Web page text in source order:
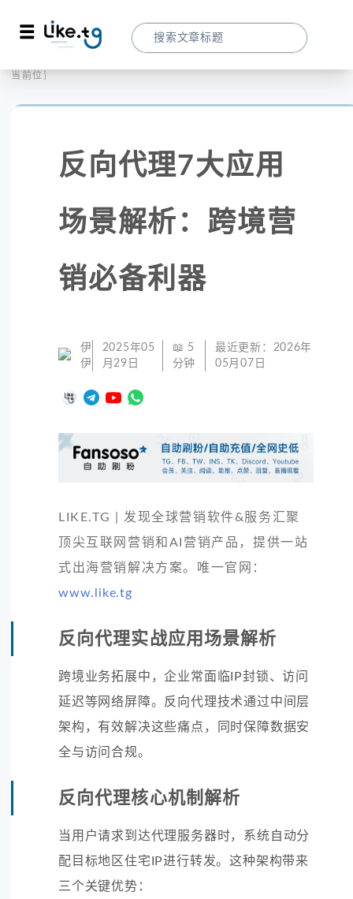
当前位置：
反向代理7大应用
场景解析：跨境营
销必备利器
伊
伊
2025年05
月29日
📖 5
分钟
最近更新： 2026年
05月07日
LIKE.TG | 发现全球营销软件&服务汇聚
顶尖互联网营销和AI营销产品，提供一站
式出海营销解决方案。唯一官网：
www.like.tg
反向代理实战应用场景解析
跨境业务拓展中，企业常面临IP封锁、访问
延迟等网络屏障。反向代理技术通过中间层
架构，有效解决这些痛点，同时保障数据安
全与访问合规。
反向代理核心机制解析
当用户请求到达代理服务器时，系统自动分
配目标地区住宅IP进行转发。这种架构带来
三个关键优势：